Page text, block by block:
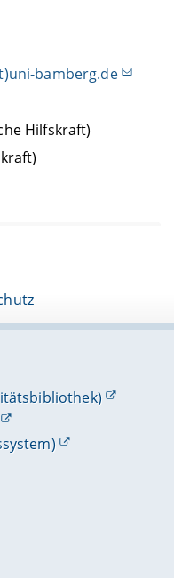
bamberg.de
Hilfskraft)